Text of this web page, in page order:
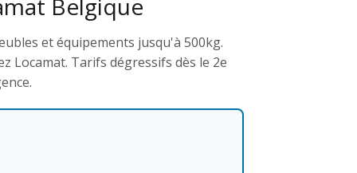
Belgique
et équipements jusqu'à 500kg.
Locamat. Tarifs dégressifs dès le 2e